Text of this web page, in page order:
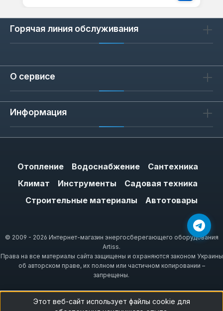
Горячая линия обслуживания
О сервисе
Информация
Отопление Водоснабжение
Сантехника
Климат
Инструменты
Садовая техника
Строительные материалы
Автотовары
© 2009 - 2026 Интернет-магазин энергосберегающего оборудования
Artiss.
Права на все материалы сайта защищены и охраняются законом Украины
об авторском праве, их полном или частичном копировании –
запрещены.
Этот веб-сайт использует файлы cookie для